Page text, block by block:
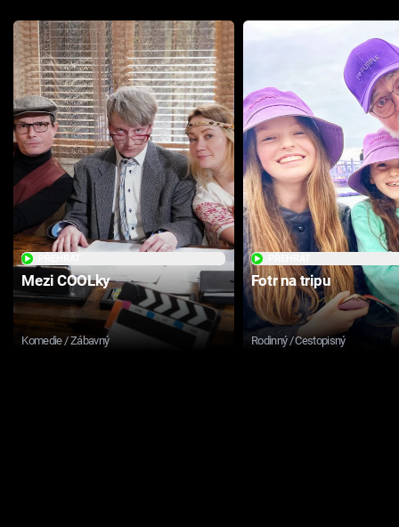
Mezi COOLky
Komedie / Zábavný
Fotr na tripu
Rodinný / Cestopisný